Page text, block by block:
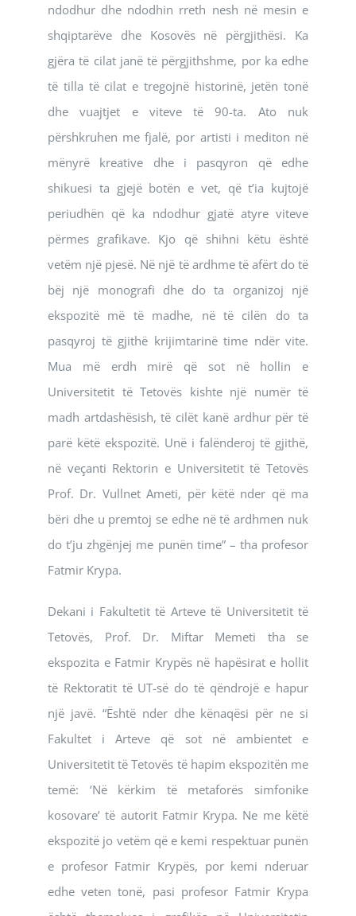
ndodhur dhe ndodhin rreth nesh në mesin e
shqiptarëve dhe Kosovës në përgjithësi. Ka
gjëra të cilat janë të përgjithshme, por ka edhe
të tilla të cilat e tregojnë historinë, jetën tonë
dhe vuajtjet e viteve të 90-ta. Ato nuk
përshkruhen me fjalë, por artisti i mediton në
mënyrë kreative dhe i pasqyron që edhe
shikuesi ta gjejë botën e vet, që t’ia kujtojë
periudhën që ka ndodhur gjatë atyre viteve
përmes grafikave. Kjo që shihni këtu është
vetëm një pjesë. Në një të ardhme të afërt do të
bëj një monografi dhe do ta organizoj një
ekspozitë më të madhe, në të cilën do ta
pasqyroj të gjithë krijimtarinë time ndër vite.
Mua më erdh mirë që sot në hollin e
Universitetit të Tetovës kishte një numër të
madh artdashësish, të cilët kanë ardhur për të
parë këtë ekspozitë. Unë i falënderoj të gjithë,
në veçanti Rektorin e Universitetit të Tetovës
Prof. Dr. Vullnet Ameti, për këtë nder që ma
bëri dhe u premtoj se edhe në të ardhmen nuk
do t’ju zhgënjej me punën time” – tha profesor
Fatmir Krypa.
Dekani i Fakultetit të Arteve të Universitetit të
Tetovës, Prof. Dr. Miftar Memeti tha se
ekspozita e Fatmir Krypës në hapësirat e hollit
të Rektoratit të UT-së do të qëndrojë e hapur
një javë. “Është nder dhe kënaqësi për ne si
Fakultet i Arteve që sot në ambientet e
Universitetit të Tetovës të hapim ekspozitën me
temë: ‘Në kërkim të metaforës simfonike
kosovare’ të autorit Fatmir Krypa. Ne me këtë
ekspozitë jo vetëm që e kemi respektuar punën
e profesor Fatmir Krypës, por kemi nderuar
edhe veten tonë, pasi profesor Fatmir Krypa